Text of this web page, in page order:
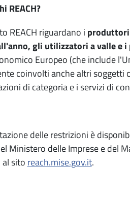
REACH?
REACH riguardano i
gli utilizzatori a valle e
Europeo (che include
coinvolti anche altri
di categoria e i servizi di
delle restrizioni è
Ministero delle Imprese e del
sito reach.mise.gov.it.